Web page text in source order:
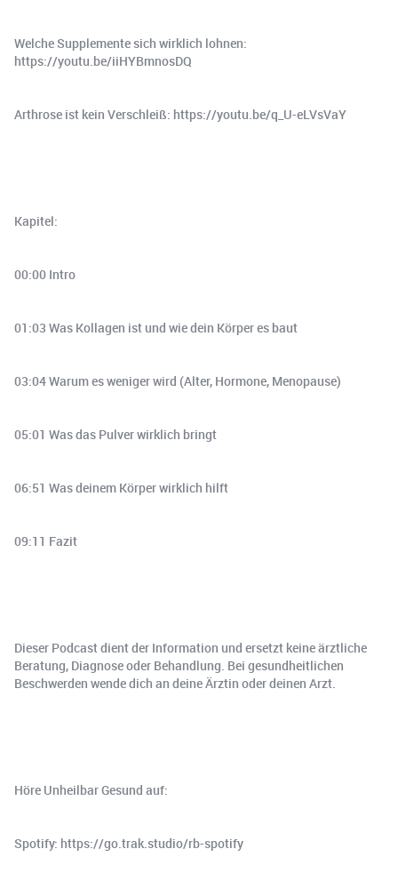
Welche Supplemente sich wirklich lohnen:
https://youtu.be/iiHYBmnosDQ
Arthrose ist kein Verschleiß: https://youtu.be/q_U-eLVsVaY
Kapitel:
00:00 Intro
01:03 Was Kollagen ist und wie dein Körper es baut
03:04 Warum es weniger wird (Alter, Hormone, Menopause)
05:01 Was das Pulver wirklich bringt
06:51 Was deinem Körper wirklich hilft
09:11 Fazit
Dieser Podcast dient der Information und ersetzt keine ärztliche
Beratung, Diagnose oder Behandlung. Bei gesundheitlichen
Beschwerden wende dich an deine Ärztin oder deinen Arzt.
Höre Unheilbar Gesund auf:
Spotify: https://go.trak.studio/rb-spotify